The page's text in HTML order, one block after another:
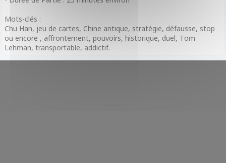
Mots-clés :
Chu Han, jeu de cartes, Chine antique, stratégie, défausse, stop
ou encore , affrontement, pouvoirs, historique, duel, Tom
Lehman, transportable, addictif.